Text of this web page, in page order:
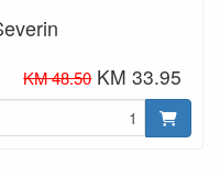
KM 48.50 KM 33.95